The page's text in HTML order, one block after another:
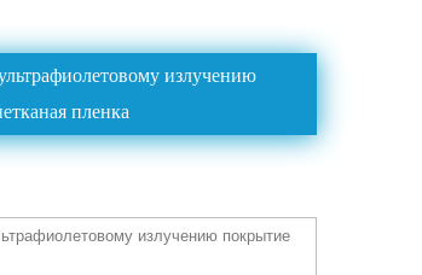
излучению
пленка
излучению покрытие